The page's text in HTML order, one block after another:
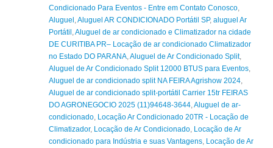
Condicionado Para Eventos - Entre em Contato Conosco
Aluguel Aluguel AR CONDICIONADO Portátil SP, aluguel Ar
Portátil Aluguel de ar condicionado e Climatizador na cidade
DE CURITIBA PR– Locação de ar condicionado Climatizador
no Estado DO PARANA Aluguel de Ar Condicionado Split,
Aluguel de Ar Condicionado Split 12000 BTUS para Eventos
Aluguel de ar condicionado split NA FEIRA Agrishow 2024
Aluguel de ar condicionado split-portátil Carrier 15tr FEIRAS
DO AGRONEGOCIO 2025 (11)94648-3644 Aluguel de ar-
condicionado Locação Ar Condicionado 20TR - Locação de
Climatizador, Locação de Ar Condicionado Locação de Ar
condicionado para Indústria e suas Vantagens Locação de Ar